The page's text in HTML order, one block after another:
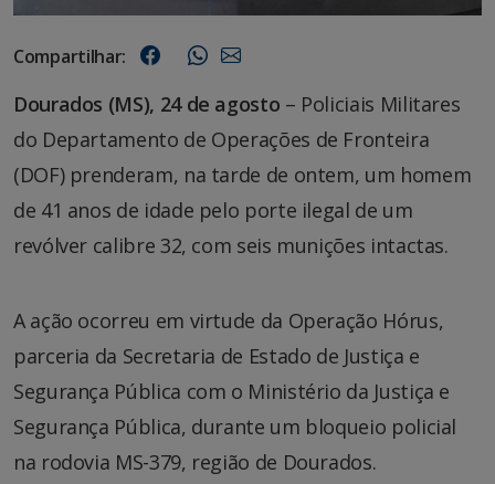
Compartilhar:
Dourados (MS), 24 de agosto – Policiais Militares
do Departamento de Operações de Fronteira
(DOF) prenderam, na tarde de ontem, um homem
de 41 anos de idade pelo porte ilegal de um
revólver calibre 32, com seis munições intactas.
A ação ocorreu em virtude da Operação Hórus,
parceria da Secretaria de Estado de Justiça e
Segurança Pública com o Ministério da Justiça e
Segurança Pública, durante um bloqueio policial
na rodovia MS-379, região de Dourados.